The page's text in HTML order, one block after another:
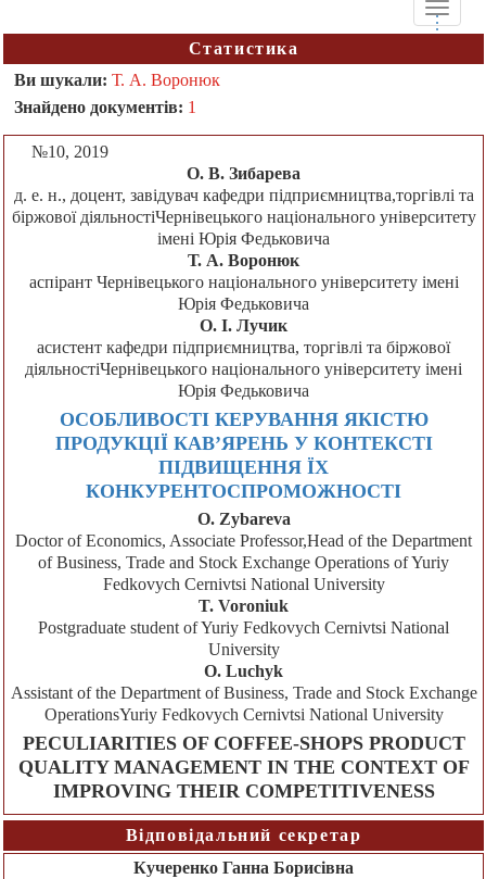
Toggle
...
Статистика
Ви шукали: Т. А. Воронюк
Знайдено документів: 1
№10, 2019
О. В. Зибарева
д. е. н., доцент, завідувач кафедри підприємництва,торгівлі та
біржової діяльностіЧернівецького національного університету
імені Юрія Федьковича
Т. А. Воронюк
аспірант Чернівецького національного університету імені
Юрія Федьковича
О. І. Лучик
асистент кафедри підприємництва, торгівлі та біржової
діяльностіЧернівецького національного університету імені
Юрія Федьковича
ОСОБЛИВОСТІ КЕРУВАННЯ ЯКІСТЮ
ПРОДУКЦІЇ КАВ’ЯРЕНЬ У КОНТЕКСТІ
ПІДВИЩЕННЯ ЇХ
КОНКУРЕНТОСПРОМОЖНОСТІ
O. Zybareva
Doctor of Economics, Associate Professor,Head of the Department
of Business, Trade and Stock Exchange Operations of Yuriy
Fedkovych Cernivtsi National University
T. Voroniuk
Postgraduate student of Yuriy Fedkovych Cernivtsi National
University
O. Luchyk
Assistant of the Department of Business, Trade and Stock Exchange
OperationsYuriy Fedkovych Cernivtsi National University
PECULIARITIES OF COFFEE-SHOPS PRODUCT
QUALITY MANAGEMENT IN THE CONTEXT OF
IMPROVING THEIR COMPETITIVENESS
Відповідальний секретар
Кучеренко Ганна Борисівна